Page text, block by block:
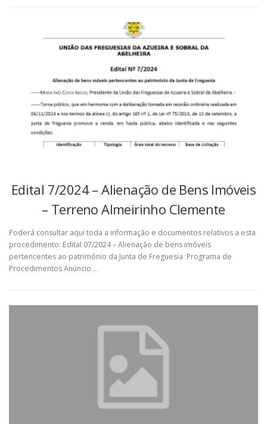
Edital 7/2024 – Alienação de Bens Imóveis
– Terreno Almeirinho Clemente
Poderá consultar aqui toda a informação e documentos relativos a esta
procedimento: Edital 07/2024 – Alienação de bens imóveis
pertencentes ao património da Junta de Freguesia Programa de
Procedimentos Anúncio …